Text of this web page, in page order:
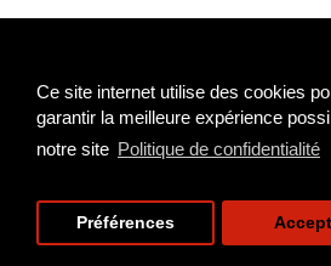
Ce site internet utilise des cookies
garantir la meilleure expérience
notre site Politique de confidentialité
Préférences
Musée des Timbres et des
11 terrasses de Fontvieille -
Tél. (+377) 98 98
Fax (+377) 98 98
mtm@gouv.mc
Musée des Timbres et des